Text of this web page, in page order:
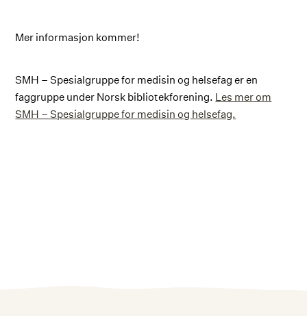
Mer informasjon kommer!
SMH – Spesialgruppe for medisin og helsefag er en
faggruppe under Norsk bibliotekforening. Les mer om
SMH – Spesialgruppe for medisin og helsefag.